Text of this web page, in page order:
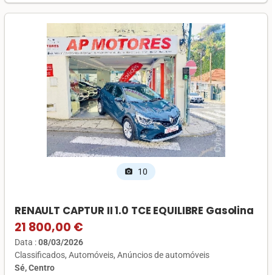
photo_camera 10
RENAULT CAPTUR II 1.0 TCE EQUILIBRE Gasolina
21 800,00 €
Data :08/03/2026
Classificados Automóveis Anúncios de automóveis
Sé, Centro